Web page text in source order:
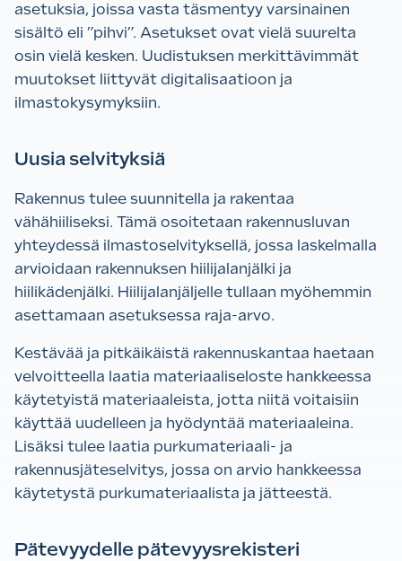
asetuksia, joissa vasta täsmentyy varsinainen
sisältö eli ”pihvi”. Asetukset ovat vielä suurelta
osin vielä kesken. Uudistuksen merkittävimmät
muutokset liittyvät digitalisaatioon ja
ilmastokysymyksiin.
Uusia selvityksiä
Rakennus tulee suunnitella ja rakentaa
vähähiiliseksi. Tämä osoitetaan rakennusluvan
yhteydessä ilmastoselvityksellä, jossa laskelmalla
arvioidaan rakennuksen hiilijalanjälki ja
hiilikädenjälki. Hiilijalanjäljelle tullaan myöhemmin
asettamaan asetuksessa raja-arvo.
Kestävää ja pitkäikäistä rakennuskantaa haetaan
velvoitteella laatia materiaaliseloste hankkeessa
käytetyistä materiaaleista, jotta niitä voitaisiin
käyttää uudelleen ja hyödyntää materiaaleina.
Lisäksi tulee laatia purkumateriaali- ja
rakennusjäteselvitys, jossa on arvio hankkeessa
käytetystä purkumateriaalista ja jätteestä.
Pätevyydelle pätevyysrekisteri